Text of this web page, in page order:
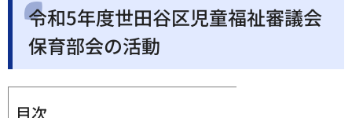
令和5年度世田谷区児童福祉審議会
保育部会の活動
目次